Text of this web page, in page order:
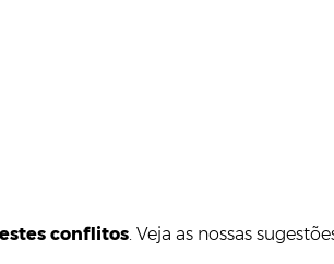
conflitos . Veja as nossas